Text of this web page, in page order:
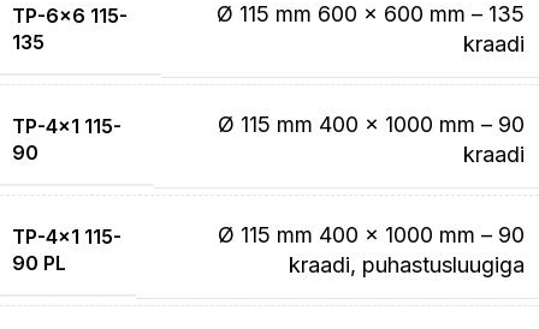
TP-6×6 115-
135
Ø 115 mm 600 x 600 mm – 135
kraadi
TP-4×1 115-
90
Ø 115 mm 400 x 1000 mm – 90
kraadi
TP-4×1 115-
90 PL
Ø 115 mm 400 x 1000 mm – 90
kraadi, puhastusluugiga